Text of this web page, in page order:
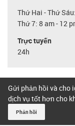
Thứ Hai - Thứ
Thứ 7: 8 am - 12
Trực tuyến
24h
Gửi phản hồi và cho
dịch vụ tốt hơn cho
Phản hồi